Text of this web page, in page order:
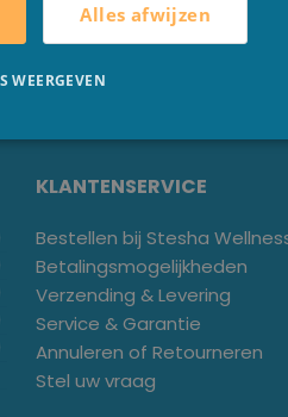
KLANTENSERVICE
Bestellen bij Stesha
Betalingsmogelijkheden
Verzending & Levering
Service & Garantie
Annuleren of Retourneren
Stel uw vraag
Alles afwijzen
WEERGEVEN